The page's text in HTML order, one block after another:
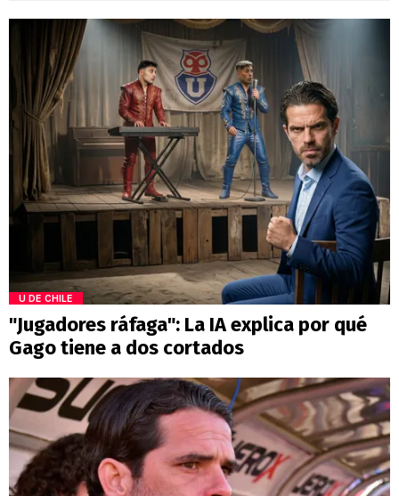
U DE CHILE
"Jugadores ráfaga": La IA explica por qué
Gago tiene a dos cortados